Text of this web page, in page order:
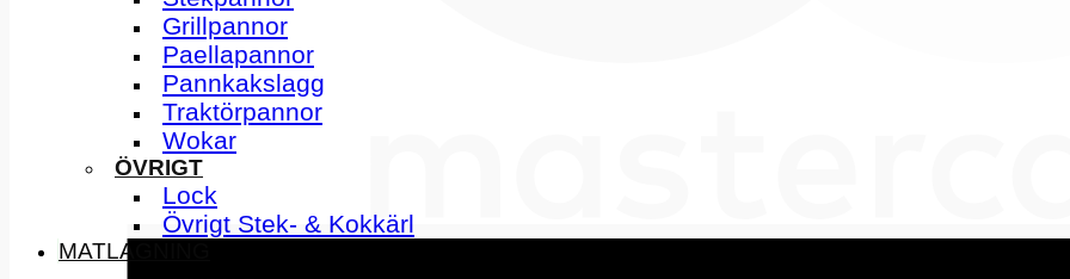
Grillpannor
Paellapannor
Pannkakslagg
Traktörpannor
Wokar
ÖVRIGT
Lock
Övrigt Stek- & Kokkärl
MATLAGNING